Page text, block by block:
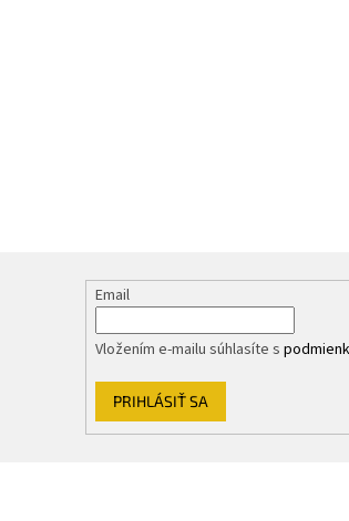
Email
Vložením e-mailu súhlasíte s
PRIHLÁSIŤ SA